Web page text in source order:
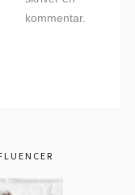
kommentar.